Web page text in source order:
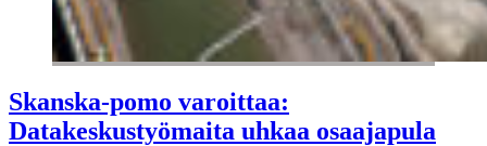
Skanska-pomo varoittaa:
Datakeskustyömaita uhkaa osaajapula